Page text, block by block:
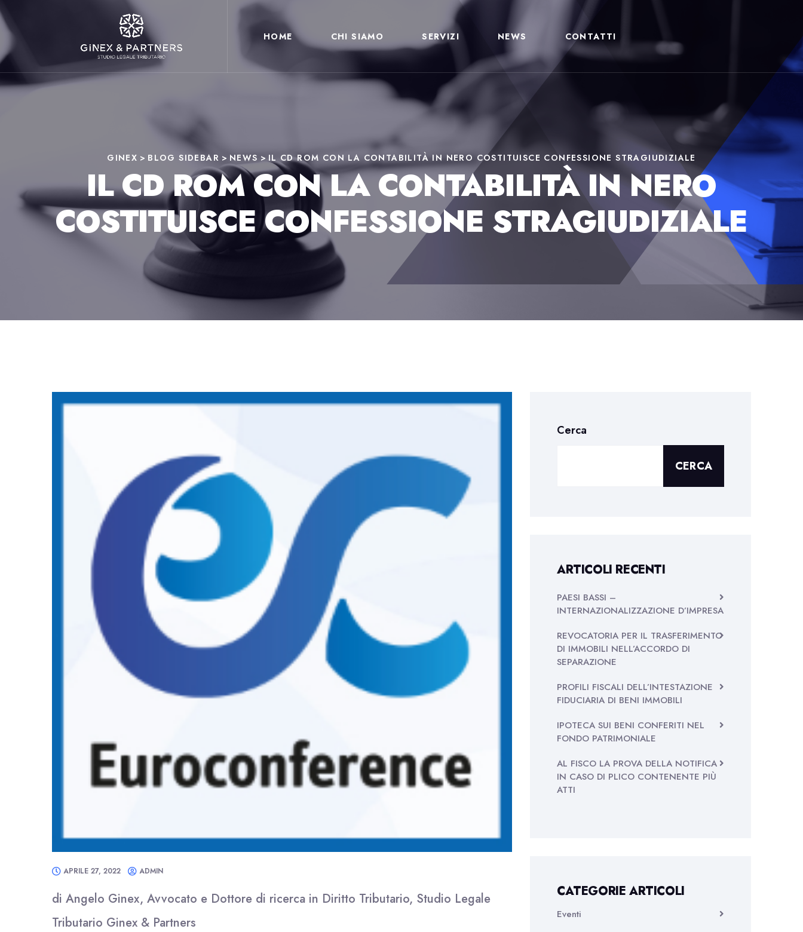
HOME CHI SIAMO SERVIZI NEWS CONTATTI
GINEX > BLOG SIDEBAR > NEWS > IL CD ROM CON LA CONTABILITÀ IN NERO COSTITUISCE CONFESSIONE STRAGIUDIZIALE
IL CD ROM CON LA CONTABILITÀ IN NERO
COSTITUISCE CONFESSIONE STRAGIUDIZIALE
APRILE 27, 2022 ADMIN
di Angelo Ginex, Avvocato e Dottore di ricerca in Diritto Tributario, Studio Legale
Tributario Ginex & Partners
Cerca
CERCA
ARTICOLI RECENTI
PAESI BASSI –
INTERNAZIONALIZZAZIONE D’IMPRESA
REVOCATORIA PER IL TRASFERIMENTO
DI IMMOBILI NELL’ACCORDO DI
SEPARAZIONE
PROFILI FISCALI DELL’INTESTAZIONE
FIDUCIARIA DI BENI IMMOBILI
IPOTECA SUI BENI CONFERITI NEL
FONDO PATRIMONIALE
AL FISCO LA PROVA DELLA NOTIFICA
IN CASO DI PLICO CONTENENTE PIÙ
ATTI
CATEGORIE ARTICOLI
Eventi